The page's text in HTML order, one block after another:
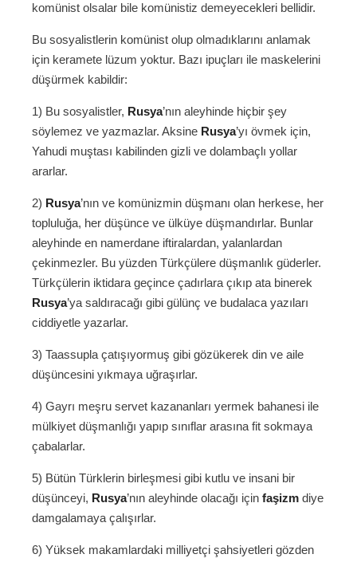
komünist olsalar bile komünistiz demeyecekleri bellidir.
Bu sosyalistlerin komünist olup olmadıklarını anlamak
için keramete lüzum yoktur. Bazı ipuçları ile maskelerini
düşürmek kabildir:
1) Bu sosyalistler, Rusya’nın aleyhinde hiçbir şey
söylemez ve yazmazlar. Aksine Rusya’yı övmek için,
Yahudi muştası kabilinden gizli ve dolambaçlı yollar
ararlar.
2) Rusya’nın ve komünizmin düşmanı olan herkese, her
topluluğa, her düşünce ve ülküye düşmandırlar. Bunlar
aleyhinde en namerdane iftiralardan, yalanlardan
çekinmezler. Bu yüzden Türkçülere düşmanlık güderler.
Türkçülerin iktidara geçince çadırlara çıkıp ata binerek
Rusya’ya saldıracağı gibi gülünç ve budalaca yazıları
ciddiyetle yazarlar.
3) Taassupla çatışıyormuş gibi gözükerek din ve aile
düşüncesini yıkmaya uğraşırlar.
4) Gayrı meşru servet kazananları yermek bahanesi ile
mülkiyet düşmanlığı yapıp sınıflar arasına fit sokmaya
çabalarlar.
5) Bütün Türklerin birleşmesi gibi kutlu ve insani bir
düşünceyi, Rusya’nın aleyhinde olacağı için faşizm diye
damgalamaya çalışırlar.
6) Yüksek makamlardaki milliyetçi şahsiyetleri gözden